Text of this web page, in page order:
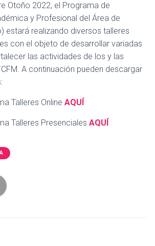
Otoño 2022, el Programa de
y Profesional del Área de
estará realizando diversos talleres
con el objeto de desarrollar variadas
las actividades de los y las
A continuación pueden descargar
Talleres Online AQUÍ
Talleres Presenciales AQUÍ